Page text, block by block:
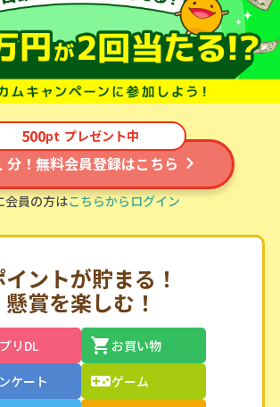
500pt プレゼント中
分！無料会員登録はこちら
会員の方はこちらからログイン
イントが貯まる！
懸賞を楽しむ！
リDL
お買い物
ケート
ゲーム